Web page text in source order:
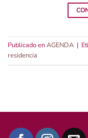
Publicado enAGENDA |
residencia